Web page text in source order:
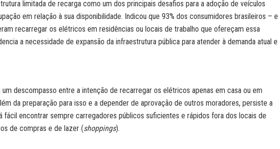
limitada de recarga como um dos principais desafios para a adoção de veículos
em relação à sua disponibilidade. Indicou que 93% dos consumidores brasileiros – e
recarregar os elétricos em residências ou locais de trabalho que ofereçam essa
a necessidade de expansão da infraestrutura pública para atender à demanda atual e
um descompasso entre a intenção de recarregar os elétricos apenas em casa ou em
da preparação para isso e a depender de aprovação de outros moradores, persiste a
fácil encontrar sempre carregadores públicos suficientes e rápidos fora dos locais de
de compras e de lazer (shoppings).